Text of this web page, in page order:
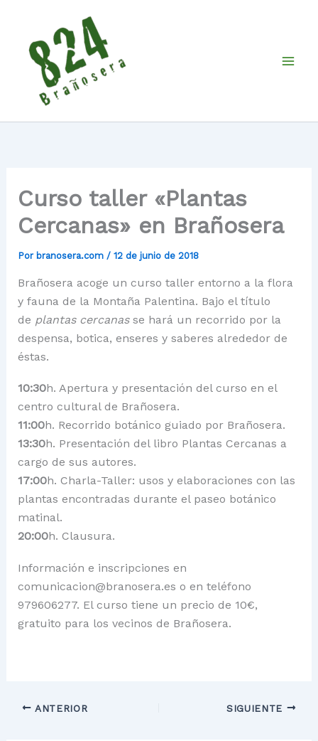
contenido
Curso taller «Plantas
Cercanas» en Brañosera
Por branosera.com / 12 de junio de 2018
Brañosera acoge un curso taller entorno a la flora
y fauna de la Montaña Palentina. Bajo el título
de plantas cercanasse hará un recorrido por la
despensa, botica, enseres y saberes alrededor de
éstas.
10:30h. Apertura y presentación del curso en el
centro cultural de Brañosera.
11:00h. Recorrido botánico guiado por Brañosera.
13:30h. Presentación del libro Plantas Cercanas a
cargo de sus autores.
17:00h. Charla-Taller: usos y elaboraciones con las
plantas encontradas durante el paseo botánico
matinal.
20:00h. Clausura.
Información e inscripciones en
comunicacion@branosera.es o en teléfono
979606277. El curso tiene un precio de 10€,
gratuito para los vecinos de Brañosera.
ANTERIOR SIGUIENTE